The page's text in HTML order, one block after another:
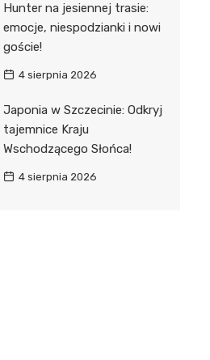
Hunter na jesiennej trasie:
emocje, niespodzianki i nowi
goście!
4 sierpnia 2026
Japonia w Szczecinie: Odkryj
tajemnice Kraju
Wschodzącego Słońca!
4 sierpnia 2026